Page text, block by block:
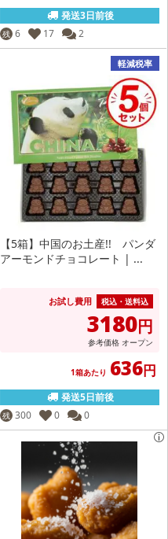
発送3日前後
残 6 17 2
軽減税率
【5箱】中国のお土産!! パンダ
アーモンドチョコレート | ...
お試し費用 税込・送料込
3180円
参考価格 オープン
1箱あたり 636円
発送5日前後
残 300 0 0